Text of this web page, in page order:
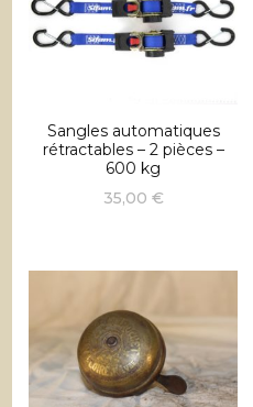
ancien
Sangles automatiques
rétractables – 2 pièces –
600 kg
35,00 €